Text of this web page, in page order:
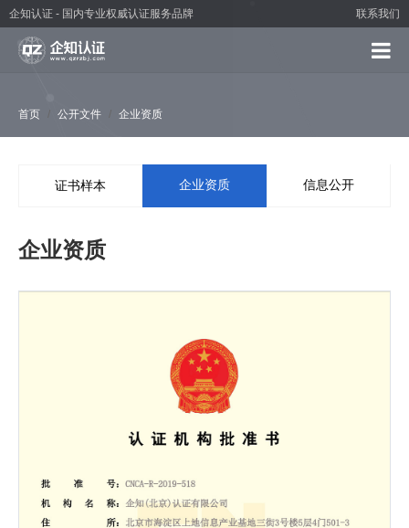
企知认证 - 国内专业权威认证服务品牌 联系我们
首页 公开文件 企业资质
证书样本 企业资质 信息公开
企业资质